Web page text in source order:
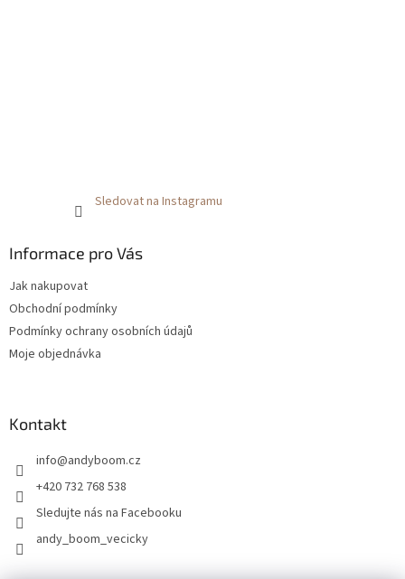
Sledovat na Instagramu
Informace pro Vás
Jak nakupovat
Obchodní podmínky
Podmínky ochrany osobních údajů
Moje objednávka
Kontakt
info@andyboom.cz
+420 732 768 538
Sledujte nás na Facebooku
andy_boom_vecicky